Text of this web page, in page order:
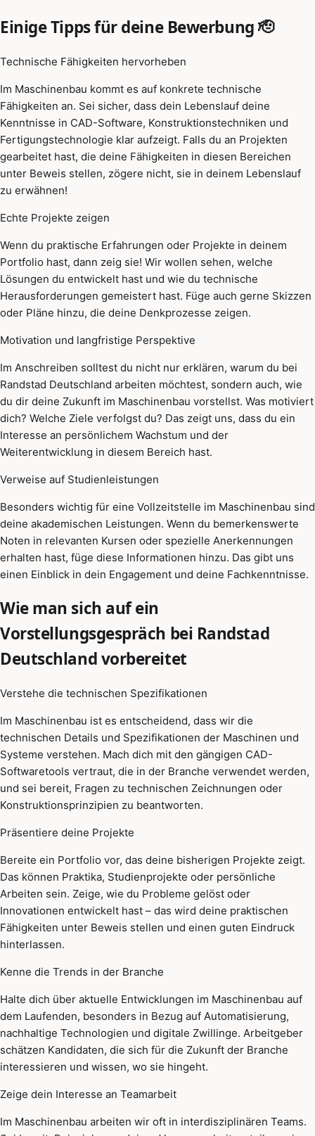
Einige Tipps für deine Bewerbung 🫡
Technische Fähigkeiten hervorheben
Im Maschinenbau kommt es auf konkrete technische
Fähigkeiten an. Sei sicher, dass dein Lebenslauf deine
Kenntnisse in CAD-Software, Konstruktionstechniken und
Fertigungstechnologie klar aufzeigt. Falls du an Projekten
gearbeitet hast, die deine Fähigkeiten in diesen Bereichen
unter Beweis stellen, zögere nicht, sie in deinem Lebenslauf
zu erwähnen!
Echte Projekte zeigen
Wenn du praktische Erfahrungen oder Projekte in deinem
Portfolio hast, dann zeig sie! Wir wollen sehen, welche
Lösungen du entwickelt hast und wie du technische
Herausforderungen gemeistert hast. Füge auch gerne Skizzen
oder Pläne hinzu, die deine Denkprozesse zeigen.
Motivation und langfristige Perspektive
Im Anschreiben solltest du nicht nur erklären, warum du bei
Randstad Deutschland arbeiten möchtest, sondern auch, wie
du dir deine Zukunft im Maschinenbau vorstellst. Was motiviert
dich? Welche Ziele verfolgst du? Das zeigt uns, dass du ein
Interesse an persönlichem Wachstum und der
Weiterentwicklung in diesem Bereich hast.
Verweise auf Studienleistungen
Besonders wichtig für eine Vollzeitstelle im Maschinenbau sind
deine akademischen Leistungen. Wenn du bemerkenswerte
Noten in relevanten Kursen oder spezielle Anerkennungen
erhalten hast, füge diese Informationen hinzu. Das gibt uns
einen Einblick in dein Engagement und deine Fachkenntnisse.
Wie man sich auf ein
Vorstellungsgespräch bei Randstad
Deutschland vorbereitet
Verstehe die technischen Spezifikationen
Im Maschinenbau ist es entscheidend, dass wir die
technischen Details und Spezifikationen der Maschinen und
Systeme verstehen. Mach dich mit den gängigen CAD-
Softwaretools vertraut, die in der Branche verwendet werden,
und sei bereit, Fragen zu technischen Zeichnungen oder
Konstruktionsprinzipien zu beantworten.
Präsentiere deine Projekte
Bereite ein Portfolio vor, das deine bisherigen Projekte zeigt.
Das können Praktika, Studienprojekte oder persönliche
Arbeiten sein. Zeige, wie du Probleme gelöst oder
Innovationen entwickelt hast – das wird deine praktischen
Fähigkeiten unter Beweis stellen und einen guten Eindruck
hinterlassen.
Kenne die Trends in der Branche
Halte dich über aktuelle Entwicklungen im Maschinenbau auf
dem Laufenden, besonders in Bezug auf Automatisierung,
nachhaltige Technologien und digitale Zwillinge. Arbeitgeber
schätzen Kandidaten, die sich für die Zukunft der Branche
interessieren und wissen, wo sie hingeht.
Zeige dein Interesse an Teamarbeit
Im Maschinenbau arbeiten wir oft in interdisziplinären Teams.